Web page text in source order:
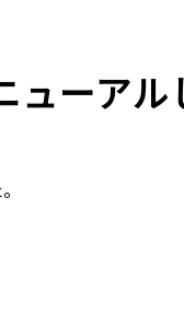
ーアル